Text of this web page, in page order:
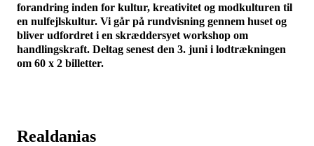
forandring inden for kultur, kreativitet og modkulturen til
en nulfejlskultur. Vi går på rundvisning gennem huset og
bliver udfordret i en skræddersyet workshop om
handlingskraft. Deltag senest den 3. juni i lodtrækningen
om 60 x 2 billetter.
Realdanias